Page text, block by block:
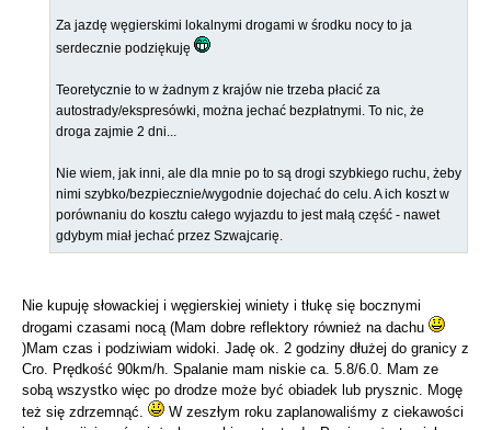
Za jazdę węgierskimi lokalnymi drogami w środku nocy to ja
serdecznie podziękuję
Teoretycznie to w żadnym z krajów nie trzeba płacić za
autostrady/ekspresówki, można jechać bezpłatnymi. To nic, że
droga zajmie 2 dni...
Nie wiem, jak inni, ale dla mnie po to są drogi szybkiego ruchu, żeby
nimi szybko/bezpiecznie/wygodnie dojechać do celu. A ich koszt w
porównaniu do kosztu całego wyjazdu to jest małą część - nawet
gdybym miał jechać przez Szwajcarię.
Nie kupuję słowackiej i węgierskiej winiety i tłukę się bocznymi
drogami czasami nocą (Mam dobre reflektory również na dachu
)Mam czas i podziwiam widoki. Jadę ok. 2 godziny dłużej do granicy z
Cro. Prędkość 90km/h. Spalanie mam niskie ca. 5.8/6.0. Mam ze
sobą wszystko więc po drodze może być obiadek lub prysznic. Mogę
też się zdrzemnąć.
W zeszłym roku zaplanowaliśmy z ciekawości